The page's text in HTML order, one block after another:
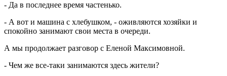
- Да в последнее время частенько.
- А вот и машина с хлебушком, - оживляются хозяйки и
спокойно занимают свои места в очереди.
А мы продолжает разговор с Еленой Максимовной.
- Чем же все-таки занимаются здесь жители?